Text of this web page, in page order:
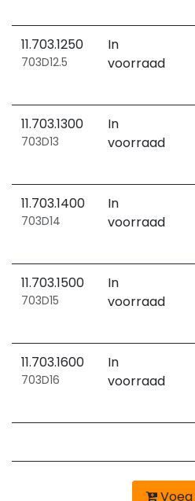
11.703.1250
703D12.5
In
voorraad
11.703.1300
703D13
In
voorraad
11.703.1400
703D14
In
voorraad
11.703.1500
703D15
In
voorraad
11.703.1600
703D16
In
voorraad